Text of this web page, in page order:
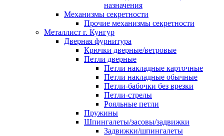
назначения
Механизмы секретности
Прочие механизмы секретности
Металлист г. Кунгур
Дверная фурнитура
Крючки дверные/ветровые
Петли дверные
Петли накладные карточные
Петли накладные обычные
Петли-бабочки без врезки
Петли-стрелы
Рояльные петли
Пружины
Шпингалеты/засовы/задвижки
Задвижки/шпингалеты